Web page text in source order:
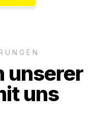
unserer
uns